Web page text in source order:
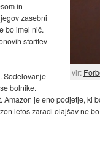
vir:
in
zasebni
bo imel nič.
storitev
Sodelovanje
bolnike.
je eno podjetje, ki
letos zaradi olajšavne